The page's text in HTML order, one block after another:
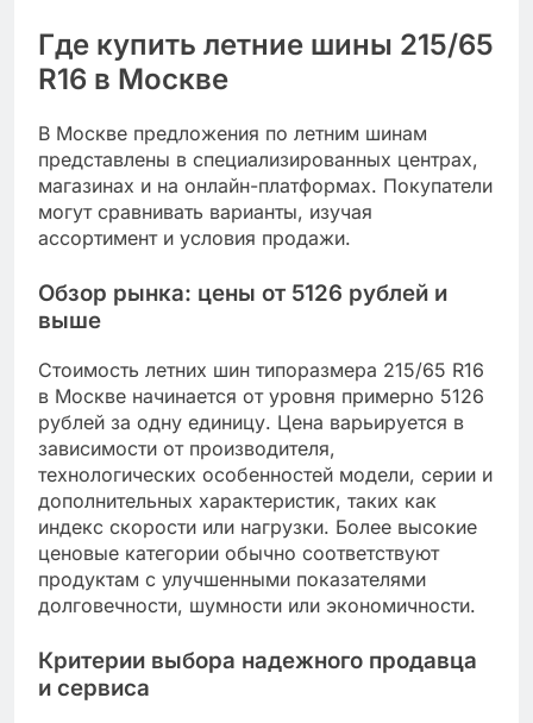
Где купить летние шины 215/65
R16 в Москве
В Москве предложения по летним шинам
представлены в специализированных центрах,
магазинах и на онлайн-платформах. Покупатели
могут сравнивать варианты, изучая
ассортимент и условия продажи.
Обзор рынка: цены от 5126 рублей и
выше
Стоимость летних шин типоразмера 215/65 R16
в Москве начинается от уровня примерно 5126
рублей за одну единицу. Цена варьируется в
зависимости от производителя,
технологических особенностей модели, серии и
дополнительных характеристик, таких как
индекс скорости или нагрузки. Более высокие
ценовые категории обычно соответствуют
продуктам с улучшенными показателями
долговечности, шумности или экономичности.
Критерии выбора надежного продавца
и сервиса